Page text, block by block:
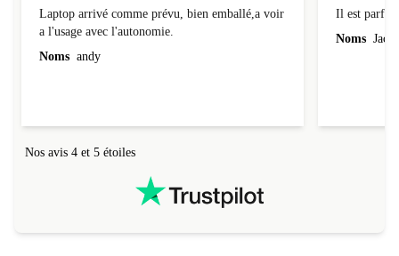
Laptop arrivé comme prévu, bien emballé,a voir
a l'usage avec l'autonomie.
Noms andy
Il est parfait
Noms
Nos avis 4 et 5 étoiles